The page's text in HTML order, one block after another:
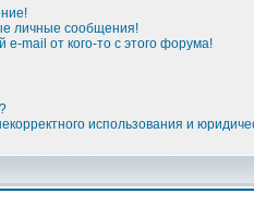
личные сообщения!
mail от кого-то с этого форума!
использования и